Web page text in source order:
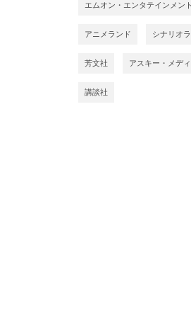
エムオン・エンタテインメント
アニメランド シナリオ
芳文社 アスキー・メデ
講談社